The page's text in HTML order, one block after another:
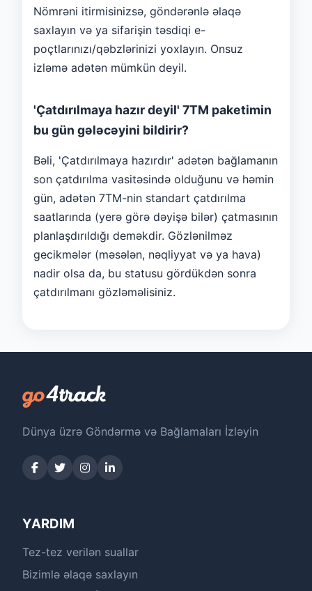
Nömrəni itirmisinizsə, göndərənlə əlaqə
saxlayın və ya sifarişin təsdiqi e-
poçtlarınızı/qəbzlərinizi yoxlayın. Onsuz
izləmə adətən mümkün deyil.
'Çatdırılmaya hazır deyil' 7TM paketimin
bu gün gələcəyini bildirir?
Bəli, 'Çatdırılmaya hazırdır' adətən bağlamanın
son çatdırılma vasitəsində olduğunu və həmin
gün, adətən 7TM-nin standart çatdırılma
saatlarında (yerə görə dəyişə bilər) çatmasının
planlaşdırıldığı deməkdir. Gözlənilməz
gecikmələr (məsələn, nəqliyyat və ya hava)
nadir olsa da, bu statusu gördükdən sonra
çatdırılmanı gözləməlisiniz.
Dünya üzrə Göndərmə və Bağlamaları İzləyin
YARDIM
Tez-tez verilən suallar
Bizimlə əlaqə saxlayın